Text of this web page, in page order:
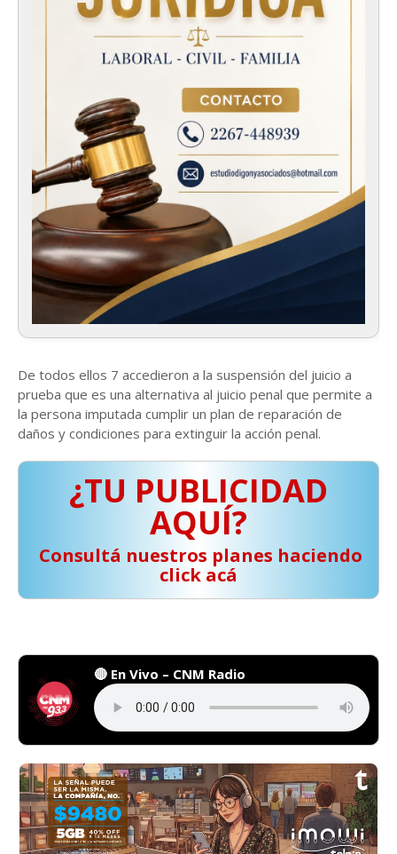
De todos ellos 7 accedieron a la suspensión del juicio a
prueba que es una alternativa al juicio penal que permite a
la persona imputada cumplir un plan de reparación de
daños y condiciones para extinguir la acción penal.
¿TU PUBLICIDAD
AQUÍ?
️ Consultá nuestros planes haciendo
click acá
🔴 En Vivo – CNM Radio